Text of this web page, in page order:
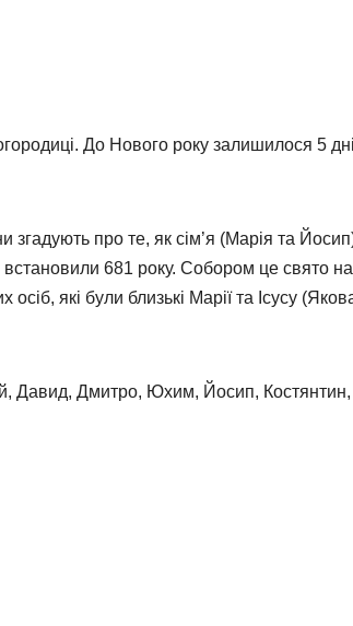
До Нового року залишилося 5
згадують про те, як сім’я (Марія та
681 року. Собором це свято
які були близькі Марії та Ісусу
Давид, Дмитро, Юхим, Йосип,